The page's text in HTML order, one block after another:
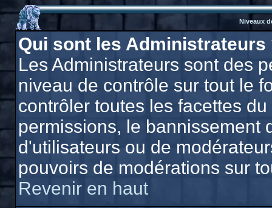
Niveaux
Qui sont les Administrateurs
Les Administrateurs sont des
niveau de contrôle sur tout le
contrôler toutes les facettes
permissions, le bannissement
d'utilisateurs ou de
pouvoirs de modérations sur
Revenir en haut